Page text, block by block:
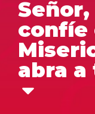
confíe
abra